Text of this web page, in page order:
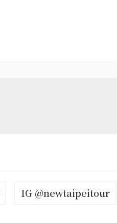
IG @newtaipeitour